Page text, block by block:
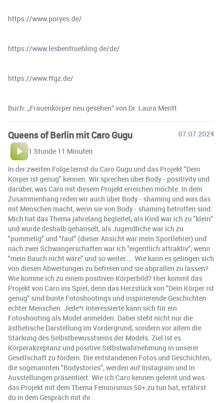
⁠https://www.poryes.de/⁠
⁠https://www.lesbenfruehling.de/de/⁠
https://www.ffgz.de/
Buch: „Frauenkörper neu gesehen“ von Dr. Laura Meritt
Queens of Berlin mit Caro Gugu
07.07.2024
1 Stunde 11 Minuten
In der zweiten Folge lernst du Caro Gugu und das Projekt "Dein
Körper ist genug" kennen. Wir sprechen über Body - positivity und
darüber, was Caro mit diesem Projekt erreichen möchte. In dem
Zusammenhang reden wir auch über Body - shaming und was das
mit Menschen macht, wenn sie von Body - shaming betroffen sind.
Mich hat das Thema jahrelang begleitet, als Kind war ich zu "klein"
und wurde deshalb gehänselt, als Jugendliche war ich zu
"pummelig" und "faul" (dieser Ansicht war mein Sportlehrer) und
nach zwei Schwangerschaften war ich "eigentlich attraktiv", wenn
"mein Bauch nicht wäre" und so weiter.... Wie kann es gelingen sich
von diesen Abwertungen zu befreien und sie abprallen zu lassen?
Wie komme ich zu einem positiven Körperbild? Hier kommt das
Projekt von Caro ins Spiel, denn das Herzstück von "Dein Körper ist
genug" sind bunte Fotoshootings und inspirierende Geschichten
echter Menschen. Jede*r Interessierte kann sich für ein
Fotoshooting als Model anmelden. Dabei steht nicht nur die
ästhetische Darstellung im Vordergrund, sondern vor allem die
Stärkung des Selbstbewusstseins der Models. Ziel ist es
Körperakzeptanz und positive Selbstwahrnehmung in unserer
Gesellschaft zu fördern. Die entstandenen Fotos und Geschichten,
die sogenannten "Bodystories", werden auf Instagram und in
Ausstellungen präsentiert. Wie ich Caro kennen gelernt und was
das Projekt mit dem Thema Feminismus 50+ zu tun hat, erfährst
du in dem Gespräch mit ihr.